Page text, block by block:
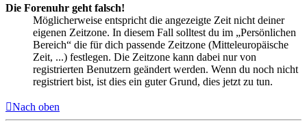
Die Forenuhr geht falsch!
Möglicherweise entspricht die angezeigte Zeit nicht deiner
eigenen Zeitzone. In diesem Fall solltest du im „Persönlichen
Bereich“ die für dich passende Zeitzone (Mitteleuropäische
Zeit, ...) festlegen. Die Zeitzone kann dabei nur von
registrierten Benutzern geändert werden. Wenn du noch nicht
registriert bist, ist dies ein guter Grund, dies jetzt zu tun.
Nach oben